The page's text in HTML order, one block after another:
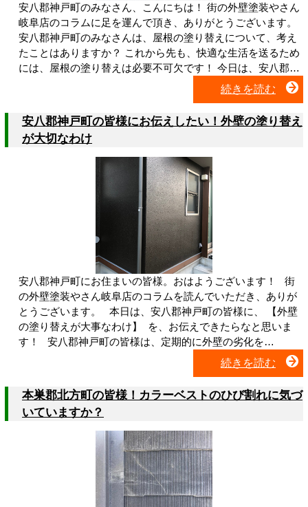
安八郡神戸町のみなさん、こんにちは！ 街の外壁塗装やさん
岐阜店のコラムに足を運んで頂き、ありがとうございます。
安八郡神戸町のみなさんは、屋根の塗り替えについて、考え
たことはありますか？ これから先も、快適な生活を送るため
には、屋根の塗り替えは必要不可欠です！ 今日は、安八郡…
続きを読む
安八郡神戸町の皆様にお伝えしたい！外壁の塗り替え
が大切なわけ
安八郡神戸町にお住まいの皆様。おはようございます！ 街
の外壁塗装やさん岐阜店のコラムを読んでいただき、ありが
とうございます。 本日は、安八郡神戸町の皆様に、 【外壁
の塗り替えが大事なわけ】 を、お伝えできたらなと思いま
す！ 安八郡神戸町の皆様は、定期的に外壁の劣化を…
続きを読む
本巣郡北方町の皆様！カラーベストのひび割れに気づ
いていますか？